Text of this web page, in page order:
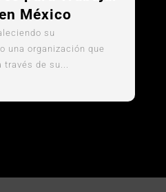
México
su
una organización que
de su...